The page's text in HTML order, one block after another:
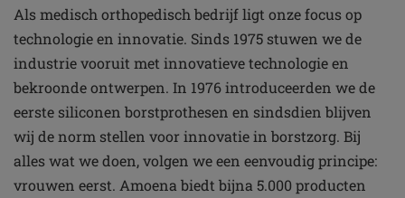
Als medisch orthopedisch bedrijf ligt onze focus op
technologie en innovatie. Sinds 1975 stuwen we de
industrie vooruit met innovatieve technologie en
bekroonde ontwerpen. In 1976 introduceerden we de
eerste siliconen borstprothesen en sindsdien blijven
wij de norm stellen voor innovatie in borstzorg. Bij
alles wat we doen, volgen we een eenvoudig principe:
vrouwen eerst. Amoena biedt bijna 5.000 producten